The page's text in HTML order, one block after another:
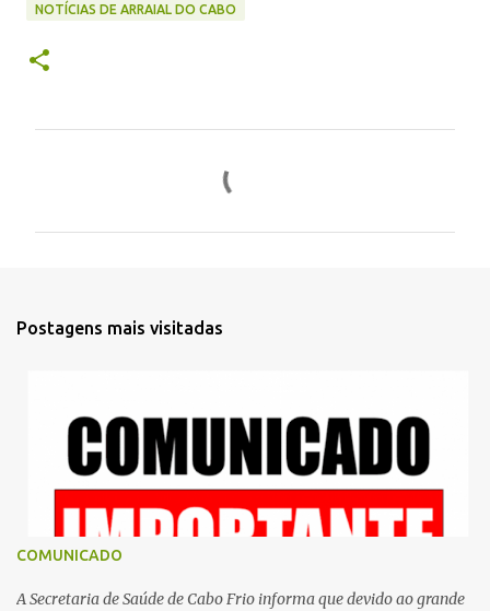
NOTÍCIAS DE ARRAIAL DO CABO
Postagens mais visitadas
COMUNICADO
A Secretaria de Saúde de Cabo Frio informa que devido ao grande